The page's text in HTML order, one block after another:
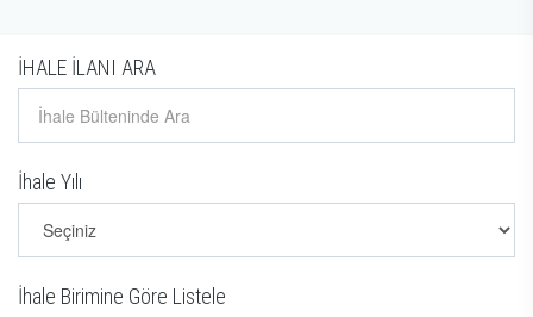
İHALE İLANI ARA
İhale Yılı
İhale Birimine Göre Listele